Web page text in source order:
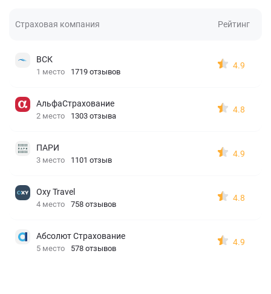
Страховая компания Рейтинг
ВСК
1 место 1719 отзывов
4.9
АльфаСтрахование
2 место 1303 отзыва
4.8
ПАРИ
3 место 1101 отзыв
4.9
Oxy Travel
4 место 758 отзывов
4.8
Абсолют Страхование
5 место 578 отзывов
4.9